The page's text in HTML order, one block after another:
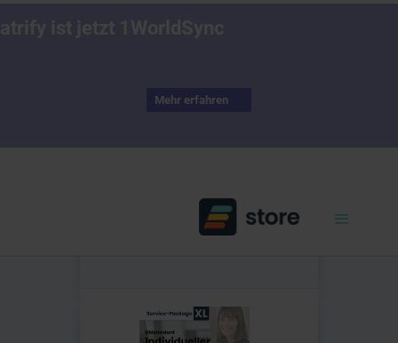
Mehr erfahren
Bestellungen
abschließen